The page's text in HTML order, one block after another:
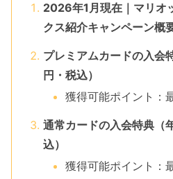
2026年1月現在｜マリオ
クス紹介キャンペーン概
プレミアムカードの入
円・税込）
獲得可能ポイント：
通常カードの入会特典（
込）
獲得可能ポイント：